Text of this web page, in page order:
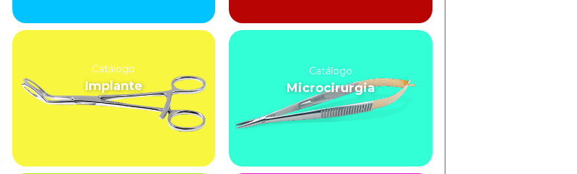
Catálogo
Implante
Catálogo
Microcirurgia